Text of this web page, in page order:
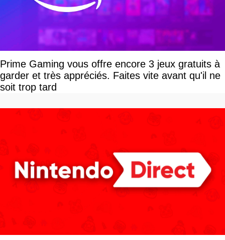
Prime Gaming vous offre encore 3 jeux gratuits à
garder et très appréciés. Faites vite avant qu'il ne
soit trop tard